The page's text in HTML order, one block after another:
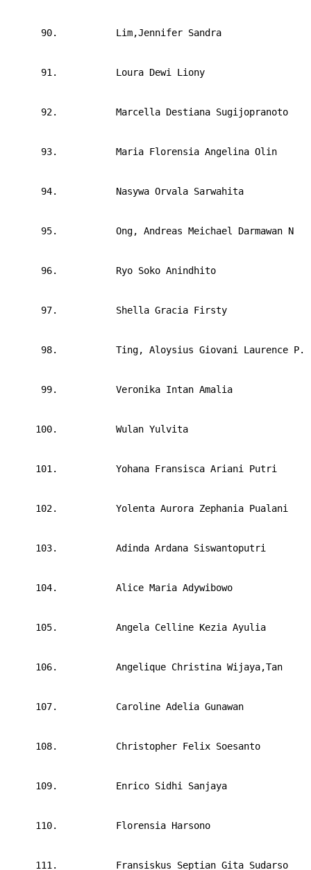
90. Lim,Jennifer Sandra
91. Loura Dewi Liony
92. Marcella Destiana Sugijopranoto
93. Maria Florensia Angelina Olin
94. Nasywa Orvala Sarwahita
95. Ong, Andreas Meichael Darmawan N
96. Ryo Soko Anindhito
97. Shella Gracia Firsty
98. Ting, Aloysius Giovani Laurence P.
99. Veronika Intan Amalia
100. Wulan Yulvita
101. Yohana Fransisca Ariani Putri
102. Yolenta Aurora Zephania Pualani
103. Adinda Ardana Siswantoputri
104. Alice Maria Adywibowo
105. Angela Celline Kezia Ayulia
106. Angelique Christina Wijaya,Tan
107. Caroline Adelia Gunawan
108. Christopher Felix Soesanto
109. Enrico Sidhi Sanjaya
110. Florensia Harsono
111. Fransiskus Septian Gita Sudarso